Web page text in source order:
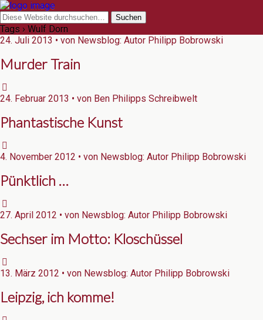
Tags › Wulf Dorn
24. Juli 2013 • von Newsblog: Autor Philipp Bobrowski
Murder Train
24. Februar 2013 • von Ben Philipps Schreibwelt
Phantastische Kunst
4. November 2012 • von Newsblog: Autor Philipp Bobrowski
Pünktlich …
27. April 2012 • von Newsblog: Autor Philipp Bobrowski
Sechser im Motto: Kloschüssel
13. März 2012 • von Newsblog: Autor Philipp Bobrowski
Leipzig, ich komme!